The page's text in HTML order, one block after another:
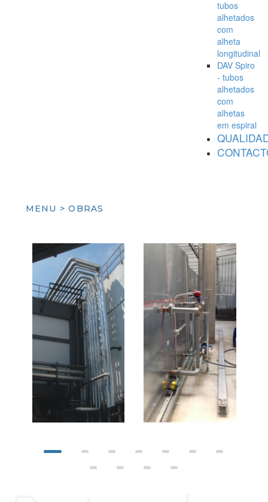
tubos
alhetados
com
alheta
longitudinal
DAV Spiro
- tubos
alhetados
com
alhetas
em espiral
MENU > OBRAS